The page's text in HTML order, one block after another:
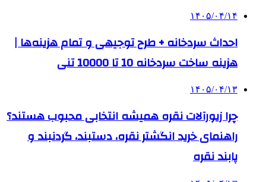
۱۴۰۵/۰۴/۱۴
احداث سردخانه + طرح توجیهی و تمام هزینه‌ها |
هزینه ساخت سردخانه 10 تا 10000 تنی
۱۴۰۵/۰۴/۱۳
چرا زیورآلات نقره همیشه انتخابی محبوب هستند؟
راهنمای خرید انگشتر نقره، دستبند، گردنبند و
پابند نقره